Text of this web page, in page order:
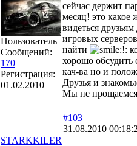
Пользователь
Сообщений:
170
Регистрация:
01.02.2010
сейчас держит
месяц! это какое
видеться
игровых
найти
хорошо обсудить
кач-ва но и
Друзья и
Мы не
STARKKILER
#103
31.08.2010